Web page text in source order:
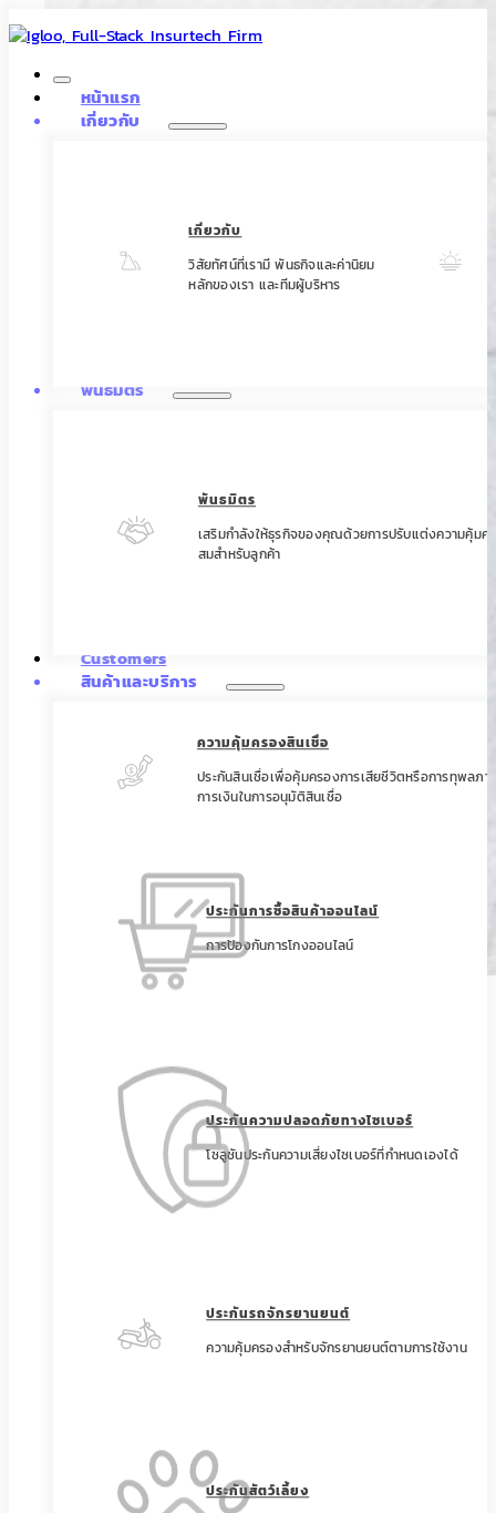
หน้าแรก
เกี่ยวกับ
เกี่ยวกับ
วิสัยทัศน์ที่เรามี พันธกิจและค่านิยม
หลักของเรา และทีมผู้บริหาร
พันธมิตร
พันธมิตร
เสริมกำลังให้ธุรกิจของคุณด้วยการปรับแต่งความคุ้มค
สมสำหรับลูกค้า
Customers
สินค้าและบริการ
ความคุ้มครองสินเชื่อ
ประกันสินเชื่อเพื่อคุ้มครองการเสียชีวิตหรือการทุพล
การเงินในการอนุมัติสินเชื่อ
ประกันการซื้อสินค้าออนไลน์
การป้องกันการโกงออนไลน์
ประกันความปลอดภัยทางไซเบอร์
โซลูชันประกันความเสี่ยงไซเบอร์ที่กำหนดเองได้
ประกันรถจักรยานยนต์
ความคุ้มครองสำหรับจักรยานยนต์ตามการใช้งาน
ประกันสัตว์เลี้ยง